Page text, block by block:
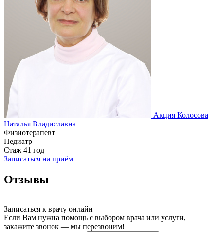
Акция Колосова
Наталья Владиславна
Физиотерапевт
Педиатр
Стаж 41 год
Записаться на приём
Отзывы
Записаться к врачу онлайн
Если Вам нужна помощь с выбором врача или услуги,
закажите звонок — мы перезвоним!